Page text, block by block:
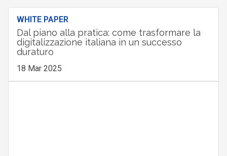
WHITE PAPER
Dal piano alla pratica: come trasformare la
digitalizzazione italiana in un successo
duraturo
18 Mar 2025